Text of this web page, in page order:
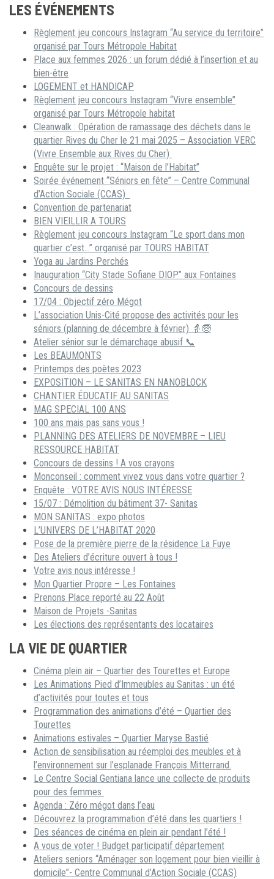
LES ÉVÉNEMENTS
Règlement jeu concours Instagram “Au service du territoire”
organisé par Tours Métropole Habitat
Place aux femmes 2026 : un forum dédié à l’insertion et au
bien-être
LOGEMENT et HANDICAP
Règlement jeu concours Instagram “Vivre ensemble”
organisé par Tours Métropole habitat
Cleanwalk : Opération de ramassage des déchets dans le
quartier Rives du Cher le 21 mai 2025 – Association VERC
(Vivre Ensemble aux Rives du Cher)
Enquête sur le projet : “Maison de l’Habitat”
Soirée événement “Séniors en fête” – Centre Communal
d’Action Sociale (CCAS)
Convention de partenariat
BIEN VIEILLIR A TOURS
Règlement jeu concours Instagram “Le sport dans mon
quartier c’est…” organisé par TOURS HABITAT
Yoga au Jardins Perchés
Inauguration “City Stade Sofiane DIOP” aux Fontaines
Concours de dessins
17/04 : Objectif zéro Mégot
L’association Unis-Cité propose des activités pour les
séniors (planning de décembre à février) 👵🧓
Atelier sénior sur le démarchage abusif 📞
Les BEAUMONTS
Printemps des poètes 2023
EXPOSITION – LE SANITAS EN NANOBLOCK
CHANTIER ÉDUCATIF AU SANITAS
MAG SPECIAL 100 ANS
100 ans mais pas sans vous !
PLANNING DES ATELIERS DE NOVEMBRE – LIEU
RESSOURCE HABITAT
Concours de dessins ! A vos crayons
Monconseil : comment vivez vous dans votre quartier ?
Enquête : VOTRE AVIS NOUS INTÉRESSE
15/07 : Démolition du bâtiment 37- Sanitas
MON SANITAS : expo photos
L’UNIVERS DE L’HABITAT 2020
Pose de la première pierre de la résidence La Fuye
Des Ateliers d’écriture ouvert à tous !
Votre avis nous intéresse !
Mon Quartier Propre – Les Fontaines
Prenons Place reporté au 22 Août
Maison de Projets -Sanitas
Les élections des représentants des locataires
LA VIE DE QUARTIER
Cinéma plein air – Quartier des Tourettes et Europe
Les Animations Pied d’Immeubles au Sanitas : un été
d’activités pour toutes et tous
Programmation des animations d’été – Quartier des
Tourettes
Animations estivales – Quartier Maryse Bastié
Action de sensibilisation au réemploi des meubles et à
l’environnement sur l’esplanade François Mitterrand.
Le Centre Social Gentiana lance une collecte de produits
pour des femmes
Agenda : Zéro mégot dans l’eau
Découvrez la programmation d’été dans les quartiers !
Des séances de cinéma en plein air pendant l’été !
A vous de voter ! Budget participatif département
Ateliers seniors “Aménager son logement pour bien vieillir à
domicile”- Centre Communal d’Action Sociale (CCAS)